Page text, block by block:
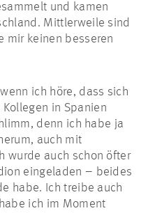
und kamen
Mittlerweile sind
mir keinen besseren
ich höre, dass sich
in Spanien
denn ich habe ja
auch mit
wurde auch schon öfter
eingeladen – beides
habe. Ich treibe auch
ich im Moment